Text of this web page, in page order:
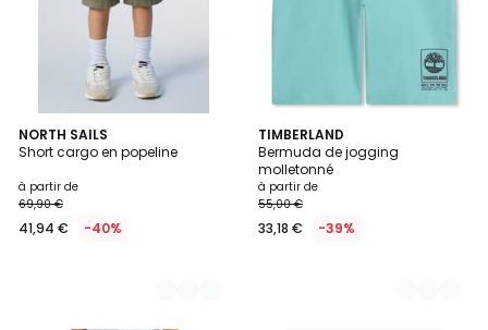
NORTH SAILS
Short cargo en popeline
à partir de
69,90 €
41,94 € -40%
3
Couleurs
TIMBERLAND
Bermuda de jogging
molletonné
à partir de
55,00 €
33,18 € -39%
3
Couleurs